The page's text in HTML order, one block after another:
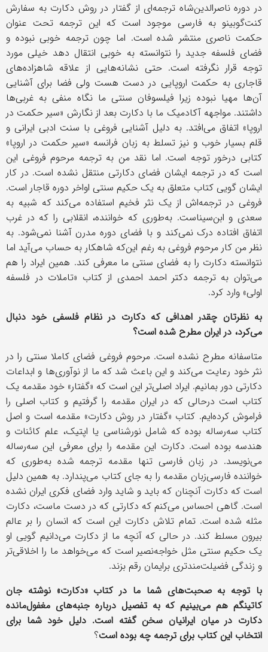
در دوره ناصرالدین‌شاه ترجمه‌ای از گفتار در روش دکارت به سفارش
کنت‌گوبینو به فارسی موجود است که این ترجمه تحت عنوان
حکمت ناصری منتشر شده است. اما چون ترجمه خوبی نبوده و
فضای فلسفه جدید را نتوانسته به خوبی انتقال دهد خیلی مورد
توجه قرار نگرفته است. حتی نشانه‌هایی از علاقه شاهزاده‌های
قاجاری به حکمت اروپایی در دست هست ولی فضا برای آشنایی
آن‌ها مهیا نبوده زیرا فیلسوفان سنتی ما نگاه منفی به غربی‌ها
داشتند. مواجهه آکادمیک ما با دکارت بعد از نگارش «سیر حکمت در
اروپا» اتفاق می‌افتد. به دلیل آشنایی فروغی با سنت ادبی ایرانی و
قلم بسیار خوب و نیز تسلط به زبان فرانسه «سیر حکمت در اروپا»
کتابی درخور توجه است. اما نقد من به ترجمه مرحوم فروغی این
است که در ترجمه ایشان فضای دکارتی منتقل نشده است. در کار
ایشان گویی کتاب متعلق به یک حکیم سنتی اواخر دوره قاجار است.
فروغی در ترجمه‌اش از یک نثر فخیم استفاده می‌کند که شبیه به
سعدی و ابن‌سیناست. به‌طوری که خواننده، انقلابی را که در غرب
اتفاق افتاده درک نمی‌کند و با فضای دوره مدرن آشنا نمی‌شود. به
نظر من کار مرحوم فروغی به رغم این‌که شاهکار به حساب می‌آید اما
نتوانسته دکارت را به فضای سنتی ما معرفی کند. همین ایراد را هم
می‌توان به ترجمه دکتر احمد احمدی از کتاب «تاملات در فلسفه
اولی» وارد کرد.
به نظرتان چقدر اهدافی که دکارت در نظام فلسفی خود دنبال
می‌کرد، در ایران مطرح شده است؟
متاسفانه مطرح نشده است. مرحوم فروغی فضای کاملا سنتی را در
نثر خود رعایت می‌کند و این باعث شد که ما از نوآوری‌ها و ابداعات
دکارتی دور بمانیم. ایراد اصلی‌تر این است که «گفتار» خود مقدمه یک
کتاب است درحالی که در ایران مقدمه را گرفتیم و کتاب اصلی را
فراموش کرده‌ایم. کتاب «گفتار در روش دکارت» مقدمه است و اصل
کتاب سه‌رساله بوده که شامل نورشناسی یا اپتیک، علم کائنات و
هندسه بوده است. دکارت این مقدمه را برای معرفی این سه‌رساله
می‌نویسد. در زبان فارسی تنها مقدمه ترجمه شده به‌طوری که
خواننده فارسی‌زبان مقدمه را به جای کتاب می‌پندارد. به همین دلیل
است که دکارت آنچنان که باید و شاید وارد فضای فکری ایران نشده
است. گاهی احساس می‌کنم که دکارتی که در دست ماست، دکارت
مثله شده است. تمام تلاش دکارت این است که انسان را بر عالم
بیرون مسلط کند. در حالی که آنچه ما از دکارت می‌دانیم گویی او
یک حکیم سنتی مثل خواجه‌نصیر است که می‌خواهد ما را اخلاقی‌تر
و زندگی فضیلت‌مندتری برایمان رقم بزند.
با توجه به صحبت‌های شما ما در کتاب «دکارت» نوشته جان
کاتینگم هم می‌بینیم که به تفصیل درباره جنبه‌های مغفول‌مانده
دکارت در میان ایرانیان سخن گفته است. دلیل خود شما برای
انتخاب این کتاب برای ترجمه چه بوده است؟